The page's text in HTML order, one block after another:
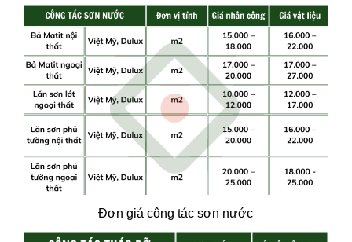
Đơn giá công tác sơn nước